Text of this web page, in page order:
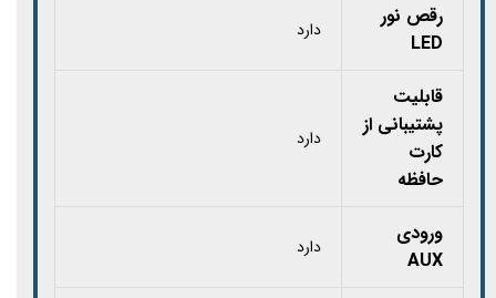
رقص نور
LED
دارد
قابلیت
پشتیبانی از
کارت‌
حافظه
دارد
ورودی
AUX
دارد